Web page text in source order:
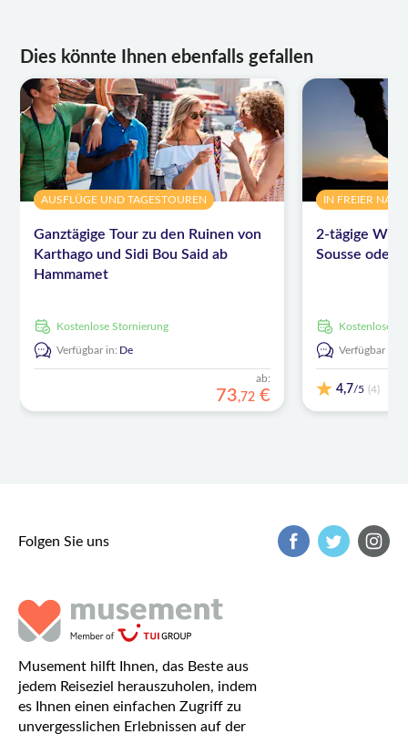
Dies könnte Ihnen ebenfalls gefallen
AUSFLÜGE UND TAGESTOUREN
Ganztägige Tour zu den Ruinen von
Karthago und Sidi Bou Said ab
Hammamet
kostenlose Stornierung
Verfügbar in: De
ab:
73,72 €
IN FREIER
2-tägige
Sousse oder
kostenlose
Verfügbar in:
4,7/5 (4)
Folgen Sie uns
Musement hilft Ihnen, das Beste aus
jedem Reiseziel herauszuholen, indem
es Ihnen einen einfachen Zugriff zu
unvergesslichen Erlebnissen auf der